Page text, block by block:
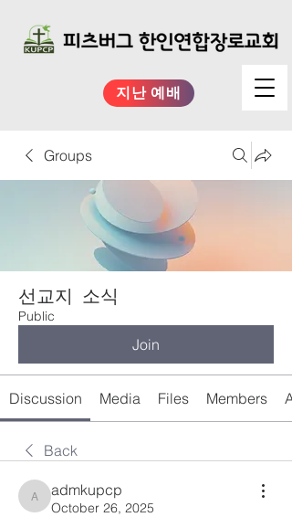
지난 예배
Groups
선교지 소식
Public
Join
Discussion Media Files Members
Back
admkupcp
admkupcp
October 26, 2025